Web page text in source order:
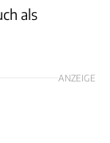
als
ANZEIGE